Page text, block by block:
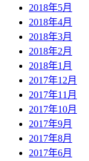
2018年5月
2018年4月
2018年3月
2018年2月
2018年1月
2017年12月
2017年11月
2017年10月
2017年9月
2017年8月
2017年6月